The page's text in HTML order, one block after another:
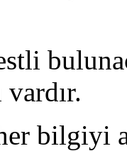
bilgiyi